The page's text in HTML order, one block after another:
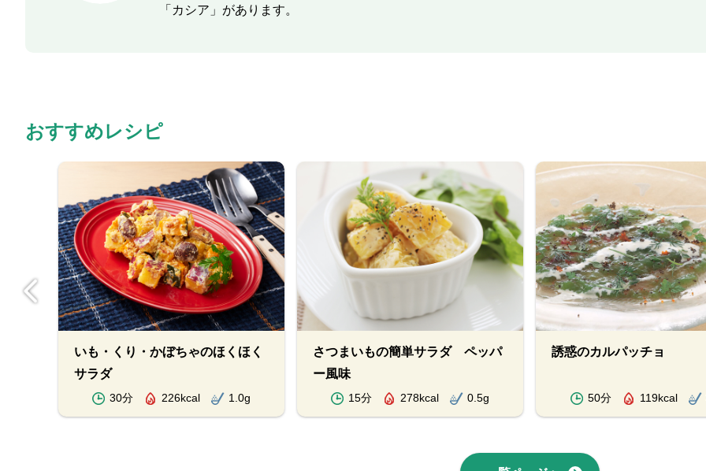
「カシア」があります。
おすすめレシピ
いも・くり・かぼちゃのほくほく
サラダ
30分 226kcal 1.0g
さつまいもの簡単サラダ ペッパ
ー風味
15分 278kcal 0.5g
誘惑のカルパッチョ
50分 119kcal